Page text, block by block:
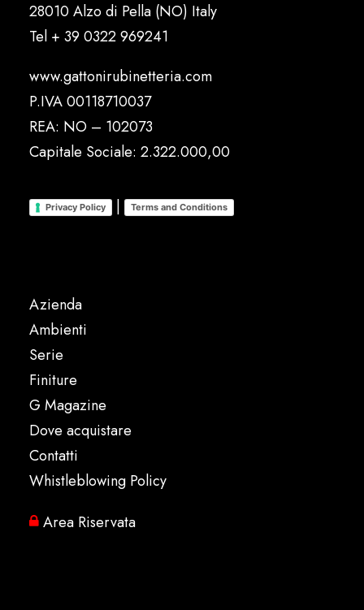
28010 Alzo di Pella (NO) Italy
Tel + 39 0322 969241
www.gattonirubinetteria.com
P.IVA 00118710037
REA: NO – 102073
Capitale Sociale: 2.322.000,00
Privacy Policy | Terms and Conditions
Azienda
Ambienti
Serie
Finiture
G Magazine
Dove acquistare
Contatti
Whistleblowing Policy
Area Riservata